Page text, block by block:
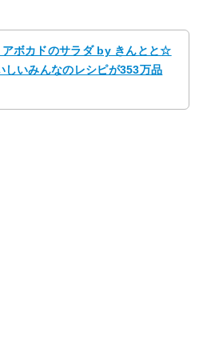
アボカドのサラダ by きんとと☆
しいみんなのレシピが353万品